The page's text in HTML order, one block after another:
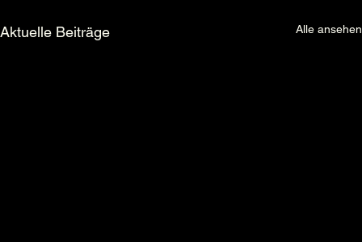
Aktuelle Beiträge Alle ansehen